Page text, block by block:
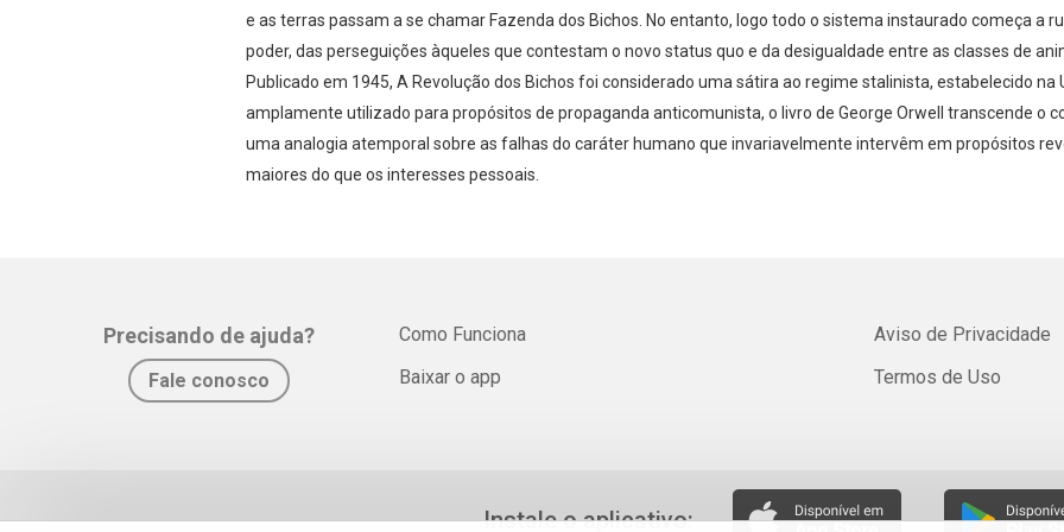
e as terras passam a se chamar Fazenda dos Bichos. No entanto, logo todo o sistema instaurado começa a
poder, das perseguições àqueles que contestam o novo status quo e da desigualdade entre as classes de
Publicado em 1945, A Revolução dos Bichos foi considerado uma sátira ao regime stalinista, estabelecido na
amplamente utilizado para propósitos de propaganda anticomunista, o livro de George Orwell transcende o
uma analogia atemporal sobre as falhas do caráter humano que invariavelmente intervêm em propósitos
maiores do que os interesses pessoais.
Precisando de ajuda?
Fale conosco
Como Funciona
Baixar o app
Aviso de Privacidade
Termos de Uso
Instale o aplicativo: